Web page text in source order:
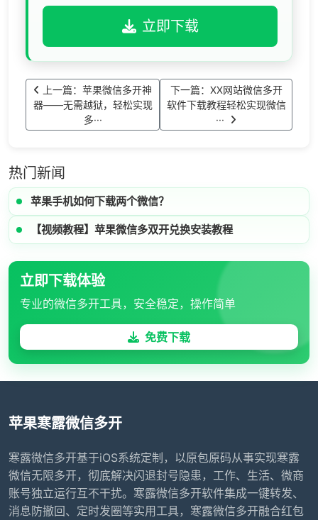
立即下载
上一篇：苹果微信多开神
器——无需越狱，轻松实现
多···
下一篇：XX网站微信多开
软件下载教程轻松实现微信
···
热门新闻
苹果手机如何下载两个微信？
【视频教程】苹果微信多双开兑换安装教程
立即下载体验
专业的微信多开工具，安全稳定，操作简单
免费下载
苹果寒露微信多开
寒露微信多开基于iOS系统定制，以原包原码从事实现寒露
微信无限多开，彻底解决闪退封号隐患，工作、生活、微商
账号独立运行互不干扰。寒露微信多开软件集成一键转发、
消息防撤回、定时发圈等实用工具，寒露微信多开融合红包